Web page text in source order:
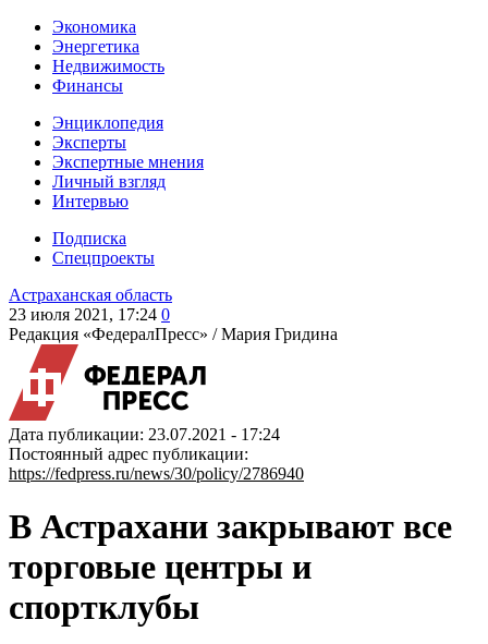
Экономика
Энергетика
Недвижимость
Финансы
Энциклопедия
Эксперты
Экспертные мнения
Личный взгляд
Интервью
Подписка
Спецпроекты
Астраханская область
23 июля 2021, 17:24 0
Редакция «ФедералПресс» /Мария Гридина
Дата публикации: 23.07.2021 - 17:24
Постоянный адрес публикации:
https://fedpress.ru/news/30/policy/2786940
В Астрахани закрывают все
торговые центры и
спортклубы